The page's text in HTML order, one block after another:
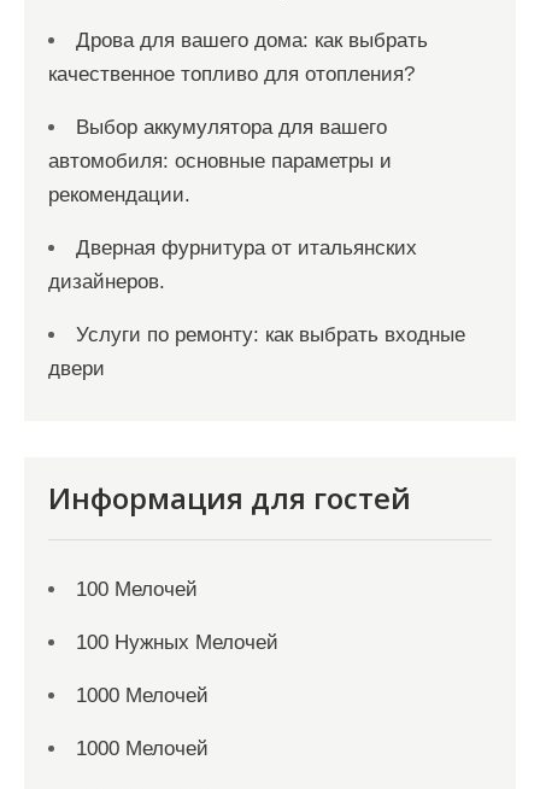
Дрова для вашего дома: как выбрать
качественное топливо для отопления?
Выбор аккумулятора для вашего
автомобиля: основные параметры и
рекомендации.
Дверная фурнитура от итальянских
дизайнеров.
Услуги по ремонту: как выбрать входные
двери
Информация для гостей
100 Мелочей
100 Нужных Мелочей
1000 Мелочей
1000 Мелочей